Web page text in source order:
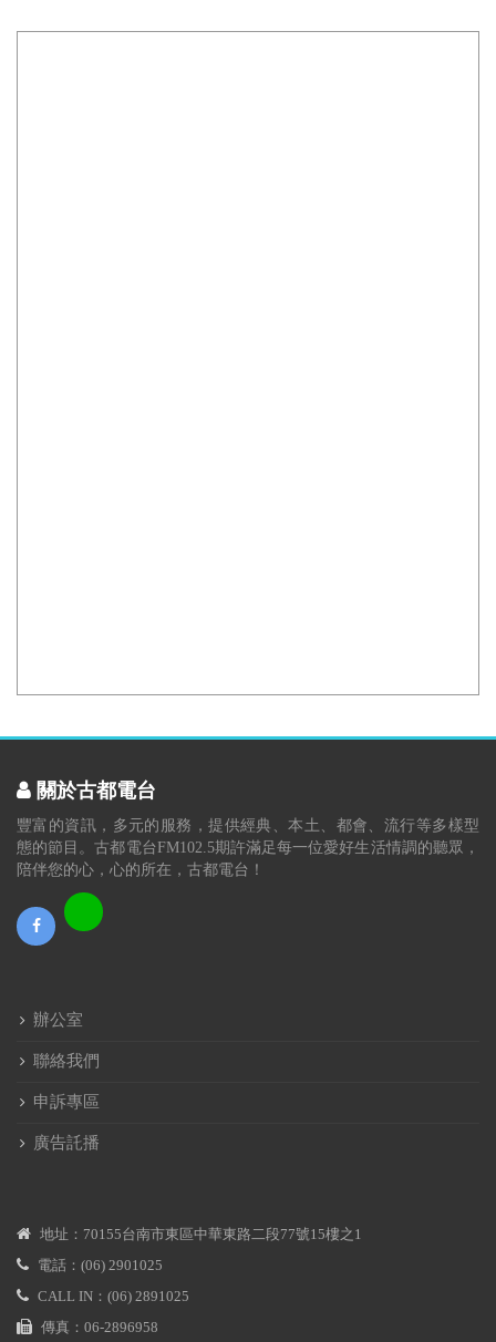
關於古都電台
豐富的資訊，多元的服務，提供經典、本土、都會、流行等多樣型
態的節目。古都電台FM102.5期許滿足每一位愛好生活情調的聽眾，
陪伴您的心，心的所在，古都電台！
辦公室
聯絡我們
申訴專區
廣告託播
地址：70155台南市東區中華東路二段77號15樓之1
電話：(06) 2901025
CALL IN：(06) 2891025
傳真：06-2896958